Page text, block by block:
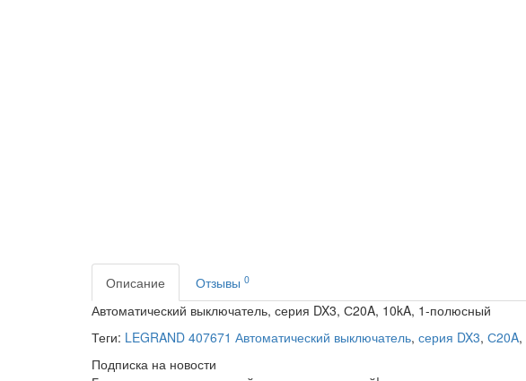
Описание Отзывы 0
Автоматический выключатель, серия DX3, С20A, 10kA, 1-полюсный
Теги: LEGRAND 407671 Автоматический выключатель, серия DX3, С20A,
Подписка на новости